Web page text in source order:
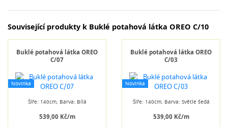
Související produkty k Buklé potahová látka OREO C/10
Buklé potahová látka OREO
C/07
Novinka
Šíře: 140cm, Barva: Bílá
539,00 Kč/m
Buklé potahová látka OREO
C/03
Novinka
Šíře: 140cm, Barva: Světle šedá
539,00 Kč/m